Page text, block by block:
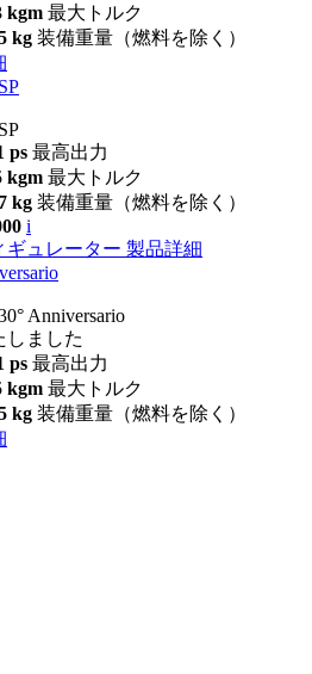
kgm 最大トルク
kg 装備重量（燃料を除く）
ps 最高出力
kgm 最大トルク
kg 装備重量（燃料を除く）
i
ギュレーター 製品詳細
Anniversario
しました
ps 最高出力
kgm 最大トルク
kg 装備重量（燃料を除く）